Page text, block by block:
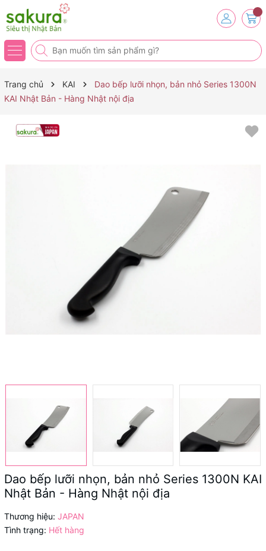
Trang chủ KAI
Dao bếp lưỡi nhọn, bản nhỏ Series 1300N
KAI Nhật Bản - Hàng Nhật nội địa
Dao bếp lưỡi nhọn, bản nhỏ Series 1300N KAI
Nhật Bản - Hàng Nhật nội địa
Thương hiệu: JAPAN
Tình trạng: Hết hàng